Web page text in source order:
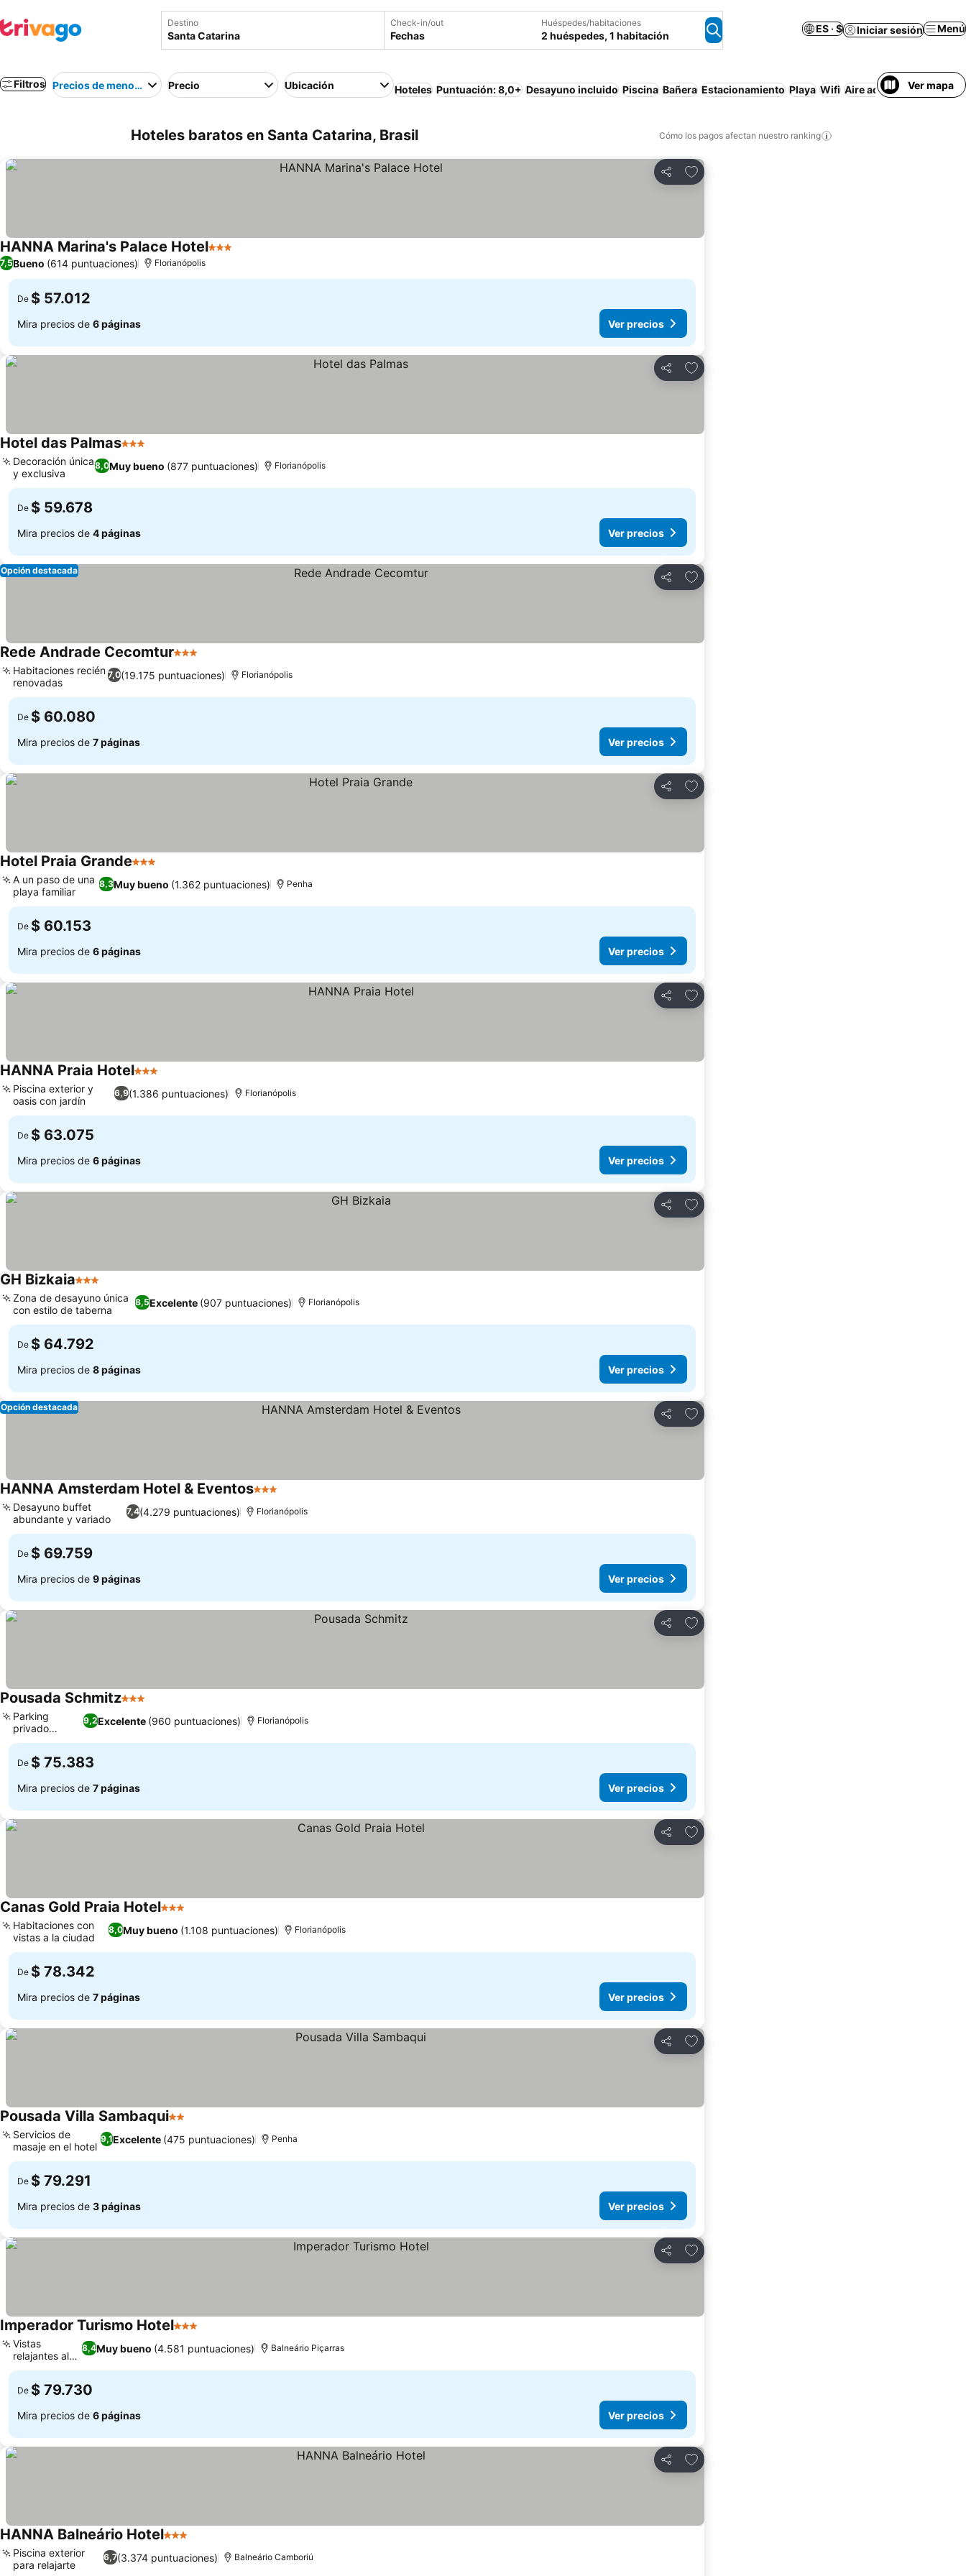
Destino Check-in/out
Fechas
Huéspedes/habitaciones
2 huéspedes, 1 habitación
ES · $ Iniciar sesión Menú
Filtros Precios de menor a mayorPrecio Ubicación Hoteles Puntuación: 8,0+ Desayuno incluido Piscina Bañera Estacionamiento Playa Wifi Aire acondicionado
Ver mapa
Hoteles baratos en Santa Catarina, Brasil Cómo los pagos afectan nuestro ranking
Compartir
Agregar a favoritos
HANNA Marina's Palace Hotel3 Estrellas
7,5Bueno (614 puntuaciones) Florianópolis
De $ 57.012
Mira precios de 6 páginas Ver precios
Compartir
Agregar a favoritos
Hotel das Palmas3 Estrellas
8,0Muy bueno (877 puntuaciones)
Decoración única
y exclusiva
Florianópolis
De $ 59.678
Mira precios de 4 páginas Ver precios
Compartir
Agregar a favoritos
Opción destacada
Rede Andrade Cecomtur3 Estrellas
7,0(19.175 puntuaciones)
Habitaciones recién
renovadas
Florianópolis
De $ 60.080
Mira precios de 7 páginas Ver precios
Compartir
Agregar a favoritos
Hotel Praia Grande3 Estrellas
8,3Muy bueno (1.362 puntuaciones)
A un paso de una
playa familiar
Penha
De $ 60.153
Mira precios de 6 páginas Ver precios
Compartir
Agregar a favoritos
HANNA Praia Hotel3 Estrellas
6,9(1.386 puntuaciones)
Piscina exterior y
oasis con jardín
Florianópolis
De $ 63.075
Mira precios de 6 páginas Ver precios
Compartir
Agregar a favoritos
GH Bizkaia3 Estrellas
8,5Excelente (907 puntuaciones)
Zona de desayuno única
con estilo de taberna
Florianópolis
De $ 64.792
Mira precios de 8 páginas Ver precios
Compartir
Agregar a favoritos
Opción destacada
HANNA Amsterdam Hotel & Eventos3 Estrellas
7,4(4.279 puntuaciones)
Desayuno buffet
abundante y variado
Florianópolis
De $ 69.759
Mira precios de 9 páginas Ver precios
Compartir
Agregar a favoritos
Pousada Schmitz3 Estrellas
9,2Excelente (960 puntuaciones)
Parking
privado
incluido
Florianópolis
De $ 75.383
Mira precios de 7 páginas Ver precios
Compartir
Agregar a favoritos
Canas Gold Praia Hotel3 Estrellas
8,0Muy bueno (1.108 puntuaciones)
Habitaciones con
vistas a la ciudad
Florianópolis
De $ 78.342
Mira precios de 7 páginas Ver precios
Compartir
Agregar a favoritos
Pousada Villa Sambaqui2 Estrellas
9,1Excelente (475 puntuaciones)
Servicios de
masaje en el hotel
Penha
De $ 79.291
Mira precios de 3 páginas Ver precios
Compartir
Agregar a favoritos
Imperador Turismo Hotel3 Estrellas
8,4Muy bueno (4.581 puntuaciones)
Vistas
relajantes al
jardín
Balneário Piçarras
De $ 79.730
Mira precios de 6 páginas Ver precios
Compartir
Agregar a favoritos
HANNA Balneário Hotel3 Estrellas
6,7(3.374 puntuaciones)
Piscina exterior
para relajarte
Balneário Camboriú